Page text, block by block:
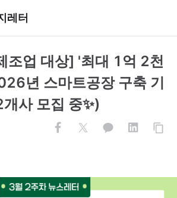
레터
조업 대상] '최대 1억 2천
년 스마트공장 구축 기
사 모집 중✨)